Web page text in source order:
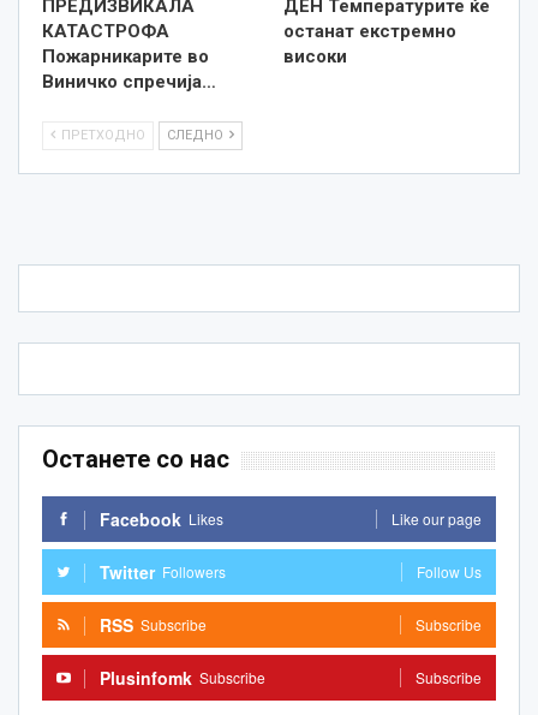
ПРЕДИЗВИКАЛА
КАТАСТРОФА
Пожарникарите во
Виничко спречија…
ДЕН Температурите ќе
останат екстремно
високи
ПРЕТХОДНО СЛЕДНО
Останете со нас
Facebook Likes Like our page
Twitter Followers Follow Us
RSS Subscribe Subscribe
Plusinfomk Subscribe Subscribe